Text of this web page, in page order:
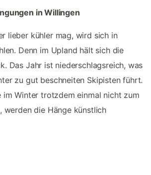
in Willingen
lieber kühler mag, wird sich in
Denn im Upland hält sich die
Das Jahr ist niederschlagsreich, was
zu gut beschneiten Skipisten führt.
im Winter trotzdem einmal nicht zum
werden die Hänge künstlich